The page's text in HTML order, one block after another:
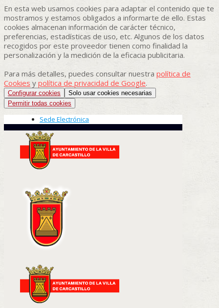
En esta web usamos cookies para adaptar el contenido que te
mostramos y estamos obligados a informarte de ello. Estas
cookies almacenan información de carácter técnico,
preferencias, estadísticas de uso, etc. Algunos de los datos
recogidos por este proveedor tienen como finalidad la
personalización y la medición de la eficacia publicitaria.
Para más detalles, puedes consultar nuestra política de
Cookies y política de privacidad de Google.
Configurar cookies
Solo usar cookies necesarias
Permitir todas cookies
Sede Electrónica